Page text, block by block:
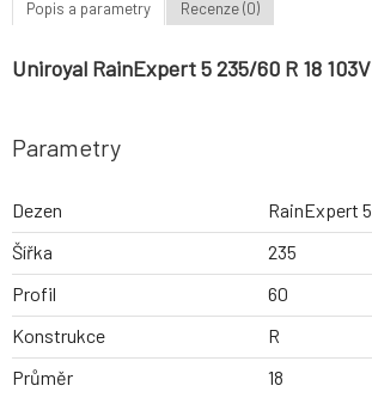
Popis a parametry Recenze (0)
Uniroyal RainExpert 5 235/60 R 18 103V
Parametry
Dezen
RainExpert 5
Šířka
235
Profil
60
Konstrukce
R
Průměr
18